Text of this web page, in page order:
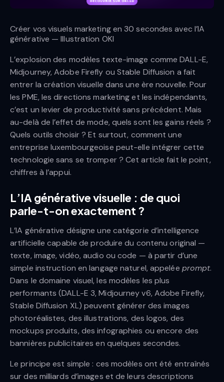
Créer vos visuels marketing en 30 secondes avec l’IA
générative — Illustration OKI
L’explosion des modèles texte-image comme DALL-E,
Midjourney, Adobe Firefly ou Stable Diffusion a fait
entrer la création visuelle dans une ère nouvelle. Pour
les PME, les directions marketing et les indépendants,
c’est un levier de productivité sans précédent. Mais
au-delà de l’effet de mode, quels sont les gains réels ?
Quels outils choisir ? Et surtout, comment une
entreprise luxembourgeoise peut-elle intégrer cette
technologie sans se tromper ? Cet article fait le point,
chiffres à l’appui.
L’IA générative visuelle : de quoi
parle-t-on exactement ?
L’IA générative désigne une catégorie d’intelligence
artificielle capable de produire du contenu original —
texte, image, vidéo, audio ou code — à partir d’une
simple instruction en langage naturel, appelée prompt.
Dans le domaine visuel, les modèles les plus
performants (DALL-E 3, Midjourney v6, Adobe Firefly,
Stable Diffusion XL) peuvent générer des images
photoréalistes, des illustrations, des logos, des
mockups produits, des infographies ou encore des
bannières publicitaires en quelques secondes.
Le principe est simple : ces modèles ont été entraînés
sur des milliards d’images et de leurs descriptions